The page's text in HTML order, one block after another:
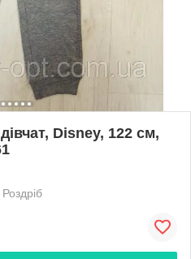
Disney, 122 см,
Роздріб